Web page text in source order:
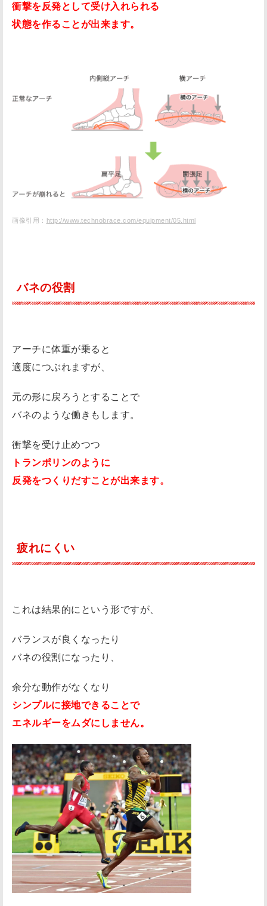
衝撃を反発として受け入れられる
状態を作ることが出来ます。
画像引用： http://www.technobrace.com/equipment/05.html
バネの役割
アーチに体重が乗ると
適度につぶれますが、
元の形に戻ろうとすることで
バネのような働きもします。
衝撃を受け止めつつ
トランポリンのように
反発をつくりだすことが出来ます。
疲れにくい
これは結果的にという形ですが、
バランスが良くなったり
バネの役割になったり、
余分な動作がなくなり
シンプルに接地できることで
エネルギーをムダにしません。